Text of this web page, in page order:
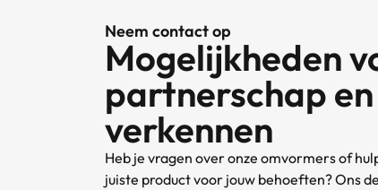
Neem contact op
Mogelijkheden
partnerschap
verkennen
Heb je vragen over onze omvormers of
juiste product voor jouw behoeften? Ons